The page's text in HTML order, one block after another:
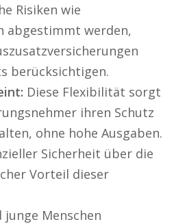
Risiken wie
abgestimmt werden,
berücksichtigen.
Diese Flexibilität sorgt
ihren Schutz
ohne hohe Ausgaben.
Sicherheit über die
Vorteil dieser
Menschen